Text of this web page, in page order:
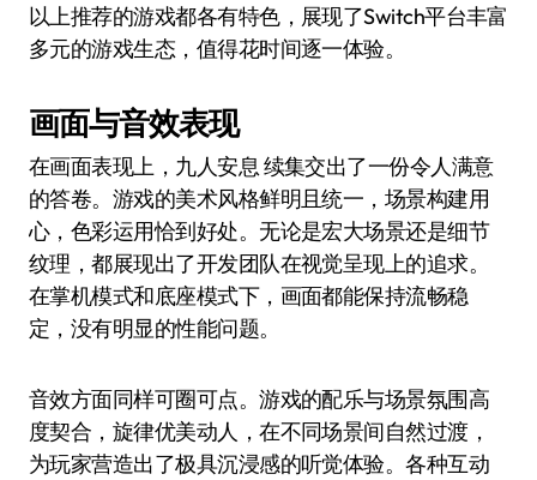
以上推荐的游戏都各有特色，展现了Switch平台丰富
多元的游戏生态，值得花时间逐一体验。
画面与音效表现
在画面表现上，九人安息 续集交出了一份令人满意
的答卷。游戏的美术风格鲜明且统一，场景构建用
心，色彩运用恰到好处。无论是宏大场景还是细节
纹理，都展现出了开发团队在视觉呈现上的追求。
在掌机模式和底座模式下，画面都能保持流畅稳
定，没有明显的性能问题。
音效方面同样可圈可点。游戏的配乐与场景氛围高
度契合，旋律优美动人，在不同场景间自然过渡，
为玩家营造出了极具沉浸感的听觉体验。各种互动